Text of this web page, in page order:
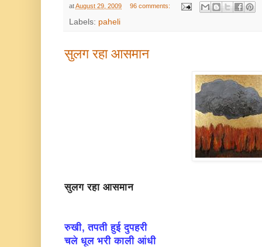
atAugust 29, 2009 96 comments:
Labels: paheli
सुलग रहा आसमान
सुलग रहा आसमान
रुखी, तपती हुई दुपहरी
चले धूल भरी काली आंधी